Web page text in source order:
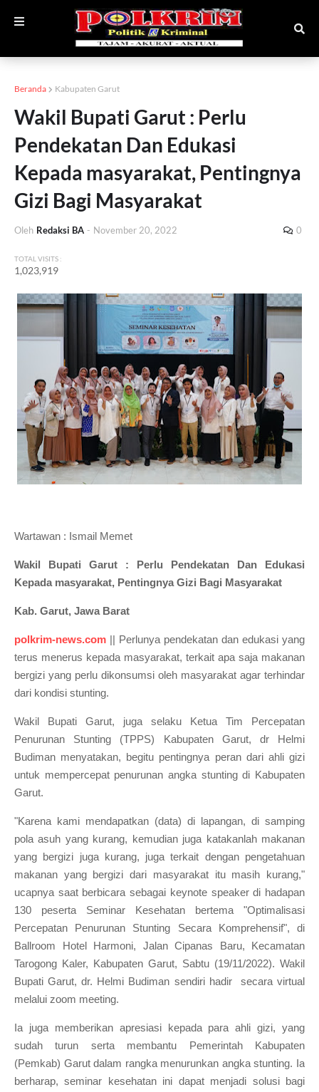
Beranda Kabupaten Garut
Wakil Bupati Garut : Perlu
Pendekatan Dan Edukasi
Kepada masyarakat, Pentingnya
Gizi Bagi Masyarakat
Oleh Redaksi BA - November 20, 2022 0
TOTAL VISITS :
1,023,919
Wartawan : Ismail Memet
Wakil Bupati Garut : Perlu Pendekatan Dan Edukasi
Kepada masyarakat, Pentingnya Gizi Bagi Masyarakat
Kab. Garut, Jawa Barat
polkrim-news.com || Perlunya pendekatan dan edukasi yang
terus menerus kepada masyarakat, terkait apa saja makanan
bergizi yang perlu dikonsumsi oleh masyarakat agar terhindar
dari kondisi stunting.
Wakil Bupati Garut, juga selaku Ketua Tim Percepatan
Penurunan Stunting (TPPS) Kabupaten Garut, dr Helmi
Budiman menyatakan, begitu pentingnya peran dari ahli gizi
untuk mempercepat penurunan angka stunting di Kabupaten
Garut.
"Karena kami mendapatkan (data) di lapangan, di samping
pola asuh yang kurang, kemudian juga katakanlah makanan
yang bergizi juga kurang, juga terkait dengan pengetahuan
makanan yang bergizi dari masyarakat itu masih kurang,"
ucapnya saat berbicara sebagai keynote speaker di hadapan
130 peserta Seminar Kesehatan bertema "Optimalisasi
Percepatan Penurunan Stunting Secara Komprehensif", di
Ballroom Hotel Harmoni, Jalan Cipanas Baru, Kecamatan
Tarogong Kaler, Kabupaten Garut, Sabtu (19/11/2022). Wakil
Bupati Garut, dr. Helmi Budiman sendiri hadir secara virtual
melalui zoom meeting.
Ia juga memberikan apresiasi kepada para ahli gizi, yang
sudah turun serta membantu Pemerintah Kabupaten
(Pemkab) Garut dalam rangka menurunkan angka stunting. Ia
berharap, seminar kesehatan ini dapat menjadi solusi bagi